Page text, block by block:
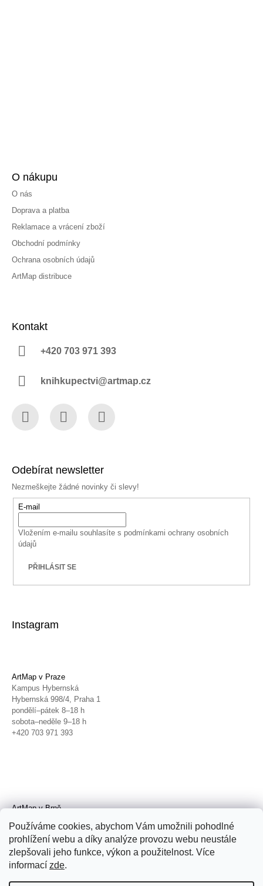
Používáme cookies, abychom Vám umožnili pohodlné
prohlížení webu a díky analýze provozu webu neustále
zlepšovali jeho funkce, výkon a použitelnost. Více
informací zde.
O nákupu
O nás
Doprava a platba
Reklamace a vrácení zboží
Obchodní podmínky
Ochrana osobních údajů
ArtMap distribuce
Kontakt
+420 703 971 393
knihkupectvi@artmap.cz
Odebírat newsletter
Nezmeškejte žádné novinky či slevy!
E-mail
Vložením e-mailu souhlasíte s podmínkami ochrany osobních
údajů
PŘIHLÁSIT SE
Instagram
ArtMap v Praze
Kampus Hybernská
Hybernská 998/4, Praha 1
pondělí–pátek 8–18 h
sobota–neděle 9–18 h
+420 703 971 393
ArtMap v Brně
Radnická 4, Brno
úterý–pátek 11–19 h
sobota 14–19 h
+420 702 152 298